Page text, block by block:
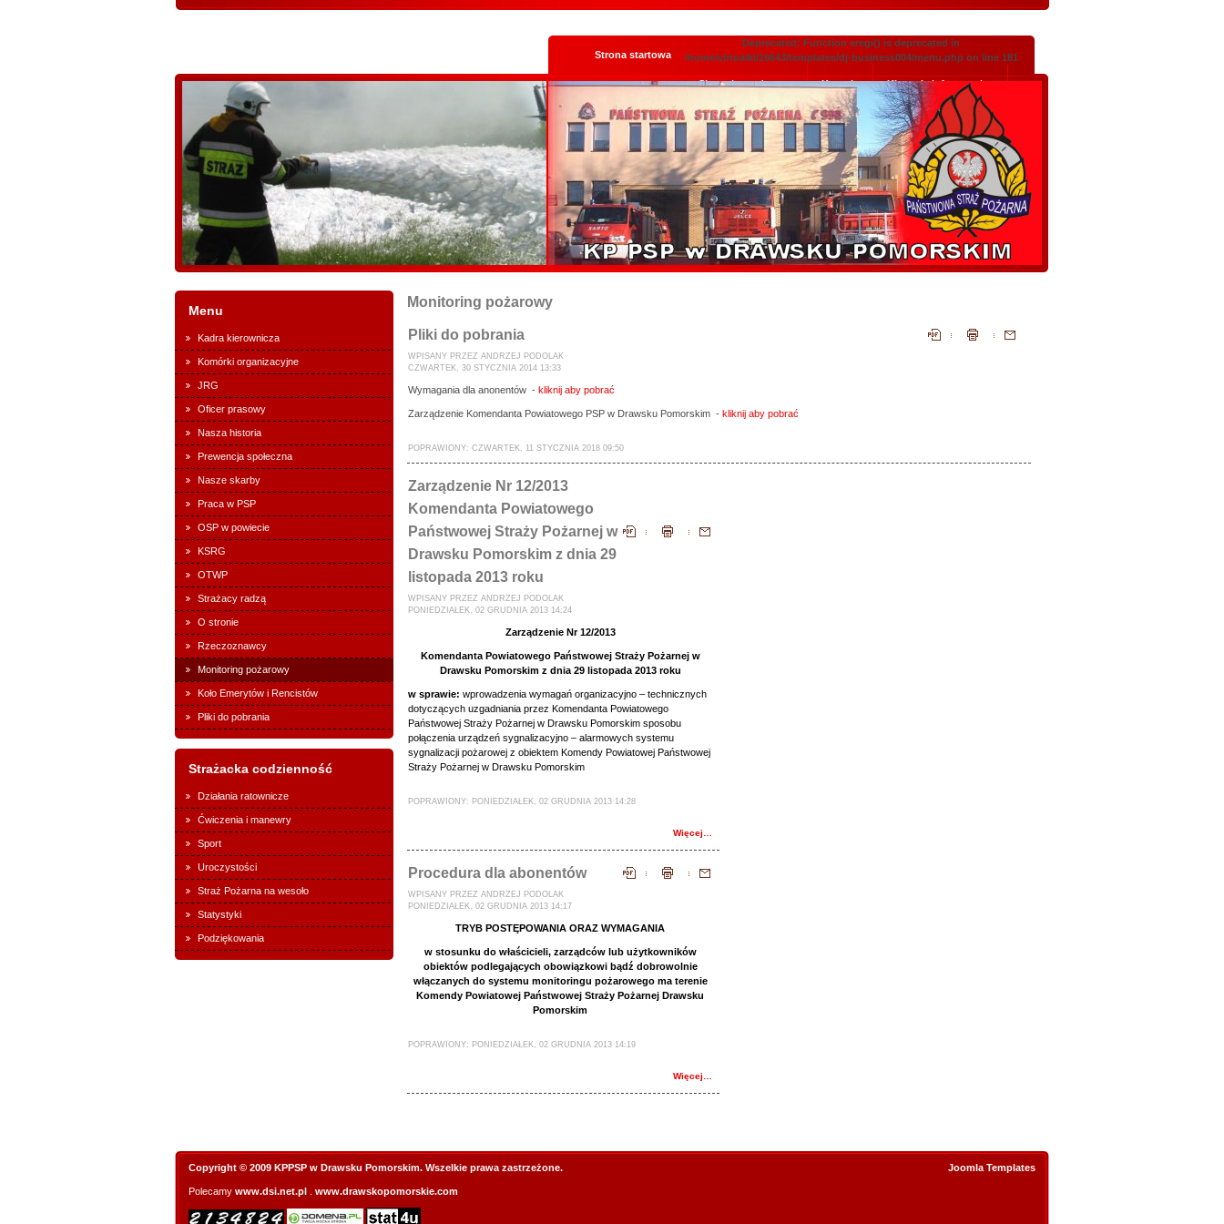
Strona startowa
Deprecated: Function eregi() is deprecated in
/home/virtualki/16643/templates/dj-business004/menu.php on line 181
Skrzynka podawcza Kontakt Klauzula informacyjna
Menu
Kadra kierownicza
Komórki organizacyjne
JRG
Oficer prasowy
Nasza historia
Prewencja społeczna
Nasze skarby
Praca w PSP
OSP w powiecie
KSRG
OTWP
Strażacy radzą
O stronie
Rzeczoznawcy
Monitoring pożarowy
Koło Emerytów i Rencistów
Pliki do pobrania
Strażacka codzienność
Działania ratownicze
Ćwiczenia i manewry
Sport
Uroczystości
Straż Pożarna na wesoło
Statystyki
Podziękowania
Monitoring pożarowy
Pliki do pobrania
WPISANY PRZEZ ANDRZEJ PODOLAK
CZWARTEK, 30 STYCZNIA 2014 13:33
Wymagania dla anonentów - kliknij aby pobrać
Zarządzenie Komendanta Powiatowego PSP w Drawsku Pomorskim - kliknij aby pobrać
POPRAWIONY: CZWARTEK, 11 STYCZNIA 2018 09:50
Zarządzenie Nr 12/2013
Komendanta Powiatowego
Państwowej Straży Pożarnej w
Drawsku Pomorskim z dnia 29
listopada 2013 roku
WPISANY PRZEZ ANDRZEJ PODOLAK
PONIEDZIAŁEK, 02 GRUDNIA 2013 14:24
Zarządzenie Nr 12/2013
Komendanta Powiatowego Państwowej Straży Pożarnej w
Drawsku Pomorskim z dnia 29 listopada 2013 roku
w sprawie: wprowadzenia wymagań organizacyjno – technicznych
dotyczących uzgadniania przez Komendanta Powiatowego
Państwowej Straży Pożarnej w Drawsku Pomorskim sposobu
połączenia urządzeń sygnalizacyjno – alarmowych systemu
sygnalizacji pożarowej z obiektem Komendy Powiatowej Państwowej
Straży Pożarnej w Drawsku Pomorskim
POPRAWIONY: PONIEDZIAŁEK, 02 GRUDNIA 2013 14:28
Więcej…
Procedura dla abonentów
WPISANY PRZEZ ANDRZEJ PODOLAK
PONIEDZIAŁEK, 02 GRUDNIA 2013 14:17
TRYB POSTĘPOWANIA ORAZ WYMAGANIA
w stosunku do właścicieli, zarządców lub użytkowników
obiektów podlegających obowiązkowi bądź dobrowolnie
włączanych do systemu monitoringu pożarowego ma terenie
Komendy Powiatowej Państwowej Straży Pożarnej Drawsku
Pomorskim
POPRAWIONY: PONIEDZIAŁEK, 02 GRUDNIA 2013 14:19
Więcej…
Copyright © 2009 KPPSP w Drawsku Pomorskim. Wszelkie prawa zastrzeżone.
Polecamy www.dsi.net.pl www.drawskopomorskie.com
Joomla Templates